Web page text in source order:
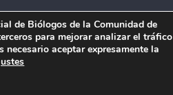
de Biólogos de la Comunidad de
para mejorar analizar el tráfico
aceptar expresamente la